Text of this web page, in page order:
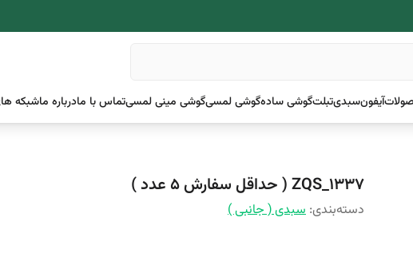
آیفونسبدیتبلتگوشی سادهگوشی لمسیگوشی مینی لمسیتماس با مادرباره ماشبکه
ZQS_1337 ( حداقل سفارش 5 عدد )
دسته‌بندی: سبدی ( جانبی )